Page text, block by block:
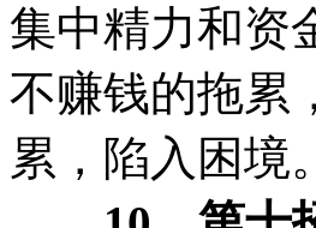
集中精力和资
不赚钱的拖累
累，陷入困境。